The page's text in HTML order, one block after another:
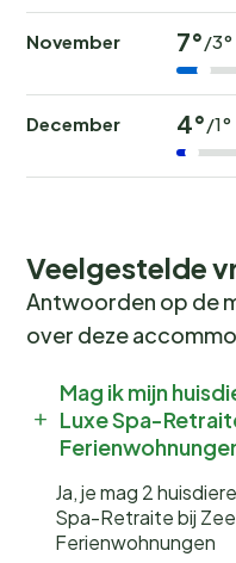
November 7°/3°
December 4°/1°
Veelgestelde
Antwoorden op de
over deze
Mag ik mijn
Luxe Spa-
Ja, je mag 2
Spa-Retraite bij
Ferienwohnungen